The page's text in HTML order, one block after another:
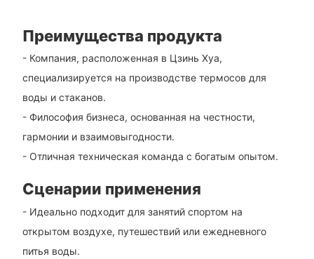
Преимущества продукта
- Компания, расположенная в Цзинь Хуа,
специализируется на производстве термосов для
воды и стаканов.
- Философия бизнеса, основанная на честности,
гармонии и взаимовыгодности.
- Отличная техническая команда с богатым опытом.
Сценарии применения
- Идеально подходит для занятий спортом на
открытом воздухе, путешествий или ежедневного
питья воды.